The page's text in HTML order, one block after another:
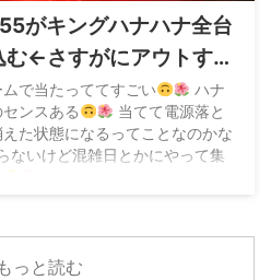
がキングハナハナ全台
む←さすがにアウトす
速すると危惧する声
で当たっててすごい
ハナ
ンスある
当てて電源落と
た状態になるってことなのかな
ないけど混雑日とかにやって集
もっと読む